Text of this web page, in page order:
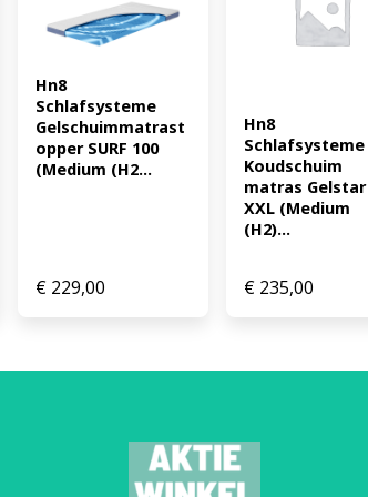
cm hybrideschuim, 8 cm
80 x 200 cm; 90 x 190 cm; 90 EAN:
Hn8
Schlafsysteme
Gelschuimmatrast
opper SURF 100
(Medium (H2...
€229,00
Hn8
Schlafsysteme
Koudschuim
matras Gelstar
XXL (Medium
(H2)...
€ 235,00